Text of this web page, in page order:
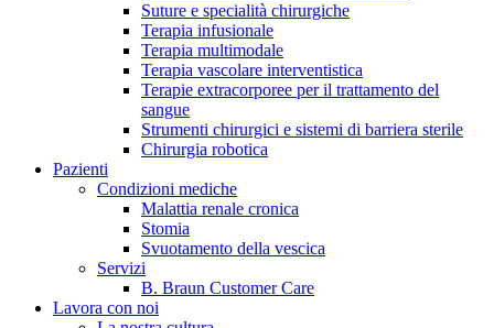
Trova il prodotto che stai cercando. Visita il catalogo B.
Braun con il nostro portfolio completo.
Hai domande o richieste? Scrivici per entrare subito in
contatto con un nostro referente.
Suture e specialità chirurgiche
Terapia infusionale
Terapia multimodale
Terapia vascolare interventistica
Terapie extracorporee per il trattamento del
sangue
Strumenti chirurgici e sistemi di barriera sterile
Chirurgia robotica
Pazienti
Condizioni mediche
Malattia renale cronica
Stomia
Svuotamento della vescica
Servizi
B. Braun Customer Care
Lavora con noi